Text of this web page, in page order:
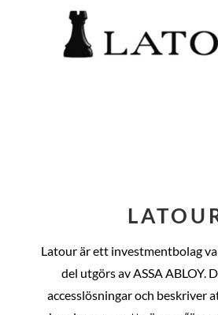
Latour är ett investmentbolag
del utgörs av ASSA ABLOY.
accesslösningar och beskriver